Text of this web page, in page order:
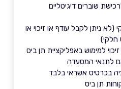
שוברים דיגיטליים
(לא ניתן לקבל עודף או זיכוי או
חלקי)
למימוש באפליקציית תן ביס
לתנאי המסעדה
בכרטיס אשראי בלבד
תן ביס